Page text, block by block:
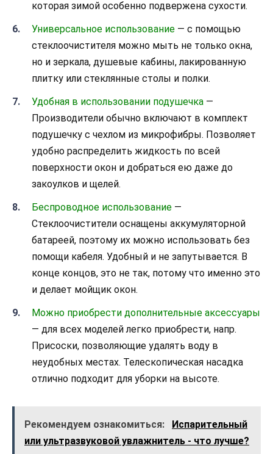
которая зимой особенно подвержена сухости.
Универсальное использование — с помощью
стеклоочистителя можно мыть не только окна,
но и зеркала, душевые кабины, лакированную
плитку или стеклянные столы и полки.
Удобная в использовании подушечка —
Производители обычно включают в комплект
подушечку с чехлом из микрофибры. Позволяет
удобно распределить жидкость по всей
поверхности окон и добраться ею даже до
закоулков и щелей.
Беспроводное использование —
Стеклоочистители оснащены аккумуляторной
батареей, поэтому их можно использовать без
помощи кабеля. Удобный и не запутывается. В
конце концов, это не так, потому что именно это
и делает мойщик окон.
Можно приобрести дополнительные аксессуары
— для всех моделей легко приобрести, напр.
Присоски, позволяющие удалять воду в
неудобных местах. Телескопическая насадка
отлично подходит для уборки на высоте.
Рекомендуем ознакомиться:
Испарительный
или ультразвуковой увлажнитель - что лучше?